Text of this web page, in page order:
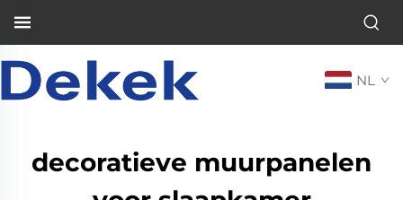
NL
decoratieve muurpanelen